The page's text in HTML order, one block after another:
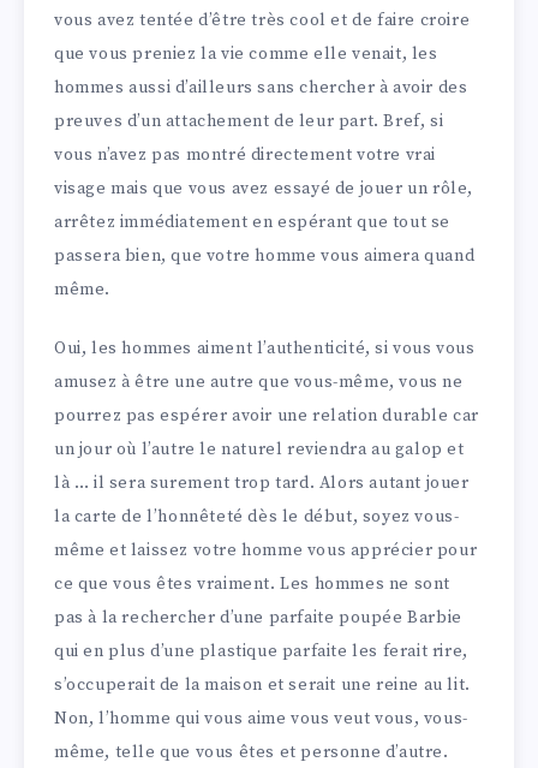
vous avez tentée d’être très cool et de faire croire
que vous preniez la vie comme elle venait, les
hommes aussi d’ailleurs sans chercher à avoir des
preuves d’un attachement de leur part. Bref, si
vous n’avez pas montré directement votre vrai
visage mais que vous avez essayé de jouer un rôle,
arrêtez immédiatement en espérant que tout se
passera bien, que votre homme vous aimera quand
même.
Oui, les hommes aiment l’authenticité, si vous vous
amusez à être une autre que vous-même, vous ne
pourrez pas espérer avoir une relation durable car
un jour où l’autre le naturel reviendra au galop et
là … il sera surement trop tard. Alors autant jouer
la carte de l’honnêteté dès le début, soyez vous-
même et laissez votre homme vous apprécier pour
ce que vous êtes vraiment. Les hommes ne sont
pas à la rechercher d’une parfaite poupée Barbie
qui en plus d’une plastique parfaite les ferait rire,
s’occuperait de la maison et serait une reine au lit.
Non, l’homme qui vous aime vous veut vous, vous-
même, telle que vous êtes et personne d’autre.